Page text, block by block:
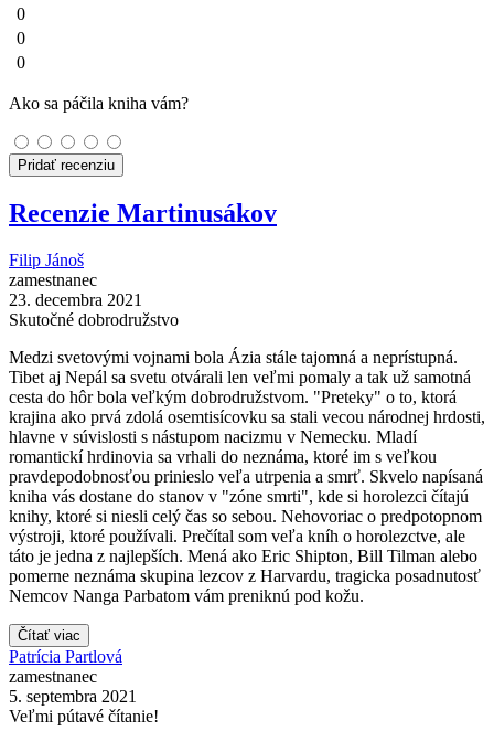
0
0
0
Ako sa páčila kniha vám?
Pridať recenziu
Recenzie Martinusákov
Filip Jánoš
zamestnanec
23. decembra 2021
Skutočné dobrodružstvo
Medzi svetovými vojnami bola Ázia stále tajomná a neprístupná.
Tibet aj Nepál sa svetu otvárali len veľmi pomaly a tak už samotná
cesta do hôr bola veľkým dobrodružstvom. "Preteky" o to, ktorá
krajina ako prvá zdolá osemtisícovku sa stali vecou národnej hrdosti,
hlavne v súvislosti s nástupom nacizmu v Nemecku. Mladí
romantickí hrdinovia sa vrhali do neznáma, ktoré im s veľkou
pravdepodobnosťou prinieslo veľa utrpenia a smrť. Skvelo napísaná
kniha vás dostane do stanov v "zóne smrti", kde si horolezci čítajú
knihy, ktoré si niesli celý čas so sebou. Nehovoriac o predpotopnom
výstroji, ktoré používali. Prečítal som veľa kníh o horolezctve, ale
táto je jedna z najlepších. Mená ako Eric Shipton, Bill Tilman alebo
pomerne neznáma skupina lezcov z Harvardu, tragicka posadnutosť
Nemcov Nanga Parbatom vám preniknú pod kožu.
Čítať viac
Patrícia Partlová
zamestnanec
5. septembra 2021
Veľmi pútavé čítanie!